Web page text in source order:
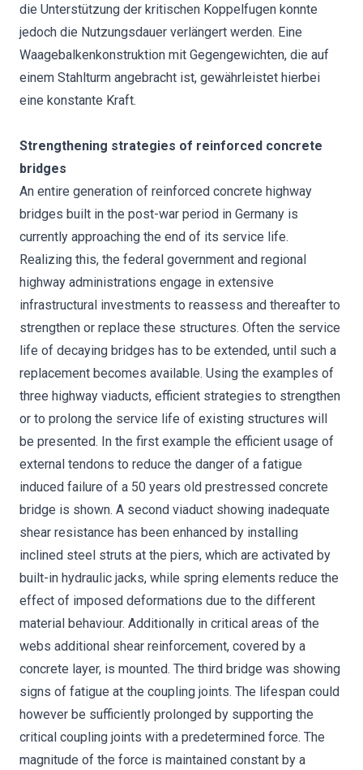
die Unterstützung der kritischen Koppelfugen konnte
jedoch die Nutzungsdauer verlängert werden. Eine
Waagebalkenkonstruktion mit Gegengewichten, die auf
einem Stahlturm angebracht ist, gewährleistet hierbei
eine konstante Kraft.
Strengthening strategies of reinforced concrete
bridges
An entire generation of reinforced concrete highway
bridges built in the post-war period in Germany is
currently approaching the end of its service life.
Realizing this, the federal government and regional
highway administrations engage in extensive
infrastructural investments to reassess and thereafter to
strengthen or replace these structures. Often the service
life of decaying bridges has to be extended, until such a
replacement becomes available. Using the examples of
three highway viaducts, efficient strategies to strengthen
or to prolong the service life of existing structures will
be presented. In the first example the efficient usage of
external tendons to reduce the danger of a fatigue
induced failure of a 50 years old prestressed concrete
bridge is shown. A second viaduct showing inadequate
shear resistance has been enhanced by installing
inclined steel struts at the piers, which are activated by
built-in hydraulic jacks, while spring elements reduce the
effect of imposed deformations due to the different
material behaviour. Additionally in critical areas of the
webs additional shear reinforcement, covered by a
concrete layer, is mounted. The third bridge was showing
signs of fatigue at the coupling joints. The lifespan could
however be sufficiently prolonged by supporting the
critical coupling joints with a predetermined force. The
magnitude of the force is maintained constant by a